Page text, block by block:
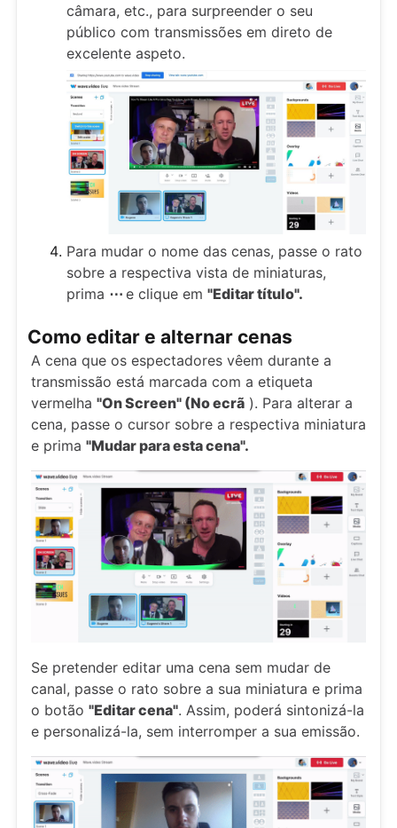
câmara, etc., para surpreender o seu
público com transmissões em direto de
excelente aspeto.
Para mudar o nome das cenas, passe o rato
sobre a respectiva vista de miniaturas,
prima ⋯ e clique em "Editar título".
Como editar e alternar cenas
A cena que os espectadores vêem durante a
transmissão está marcada com a etiqueta
vermelha "On Screen" (No ecrã ). Para alterar a
cena, passe o cursor sobre a respectiva miniatura
e prima "Mudar para esta cena".
Se pretender editar uma cena sem mudar de
canal, passe o rato sobre a sua miniatura e prima
o botão "Editar cena". Assim, poderá sintonizá-la
e personalizá-la, sem interromper a sua emissão.